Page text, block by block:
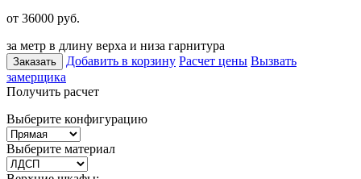
от 36000 руб.
за метр в длину верха и низа гарнитура
Заказать Добавить в корзину Расчет цены Вызвать
замерщика
Получить расчет
Выберите конфигурацию
Выберите материал